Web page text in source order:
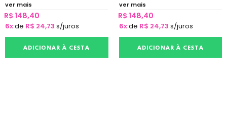
ver mais
R$ 148,40
6xde R$ 24,73 s/juros
ADICIONAR À CESTA
ver mais
R$ 148,40
6xde R$ 24,73 s/juros
ADICIONAR À CESTA